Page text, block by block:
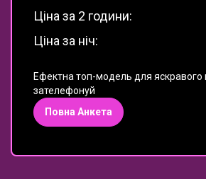
Ціна за 2 години:
Ціна за ніч:
Ефектна топ-модель для яскравого
зателефонуй
Повна Анкета